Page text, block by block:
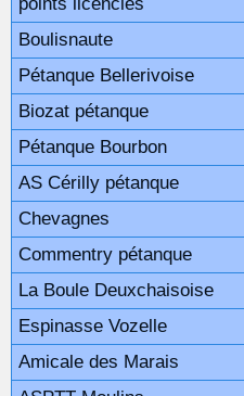
Boulisnaute
Pétanque Bellerivoise
Biozat pétanque
Pétanque Bourbon
AS Cérilly pétanque
Chevagnes
Commentry pétanque
La Boule Deuxchaisoise
Espinasse Vozelle
Amicale des Marais